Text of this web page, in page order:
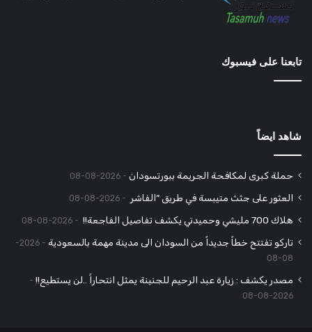
تابعنا على فيسبوك
شاهد ايضاً
حملة كبرى لمكافحة الجريمة ببورتسودان 2026-08-08
العثور على جثث متيبسة في طريق “الفاشر 2026-08-08
هلاك 700 مليشي وحميدتي يكشف تفاصيل الفاجعة!! 2026-08-08
تاركو تفتتح خطاً جديداً من السودان الى مدينة مهمة بالسعودية
2026-
08-08
مصدر يكشف : زيارة عبد الرحيم للجنينة يمثل انتحاراً ..لن يستطيع!!
2026-08-08